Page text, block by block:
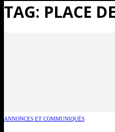
TAG: PLACE
ANNONCES ET COMMUNIQUÉS